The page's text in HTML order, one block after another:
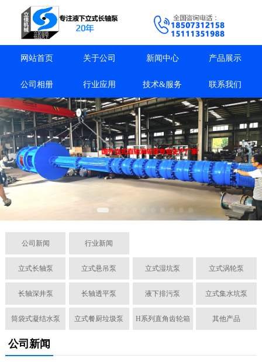
网站首页 关于公司 新闻中心 产品展示
公司相册 行业应用 技术&服务 联系我们
公司新闻 行业新闻
立式长轴泵 立式悬吊泵 立式湿坑泵 立式涡轮泵
长轴深井泵 长轴透平泵 液下排污泵 立式集水坑泵
筒袋式凝结水泵 立式餐厨垃圾泵 H系列直角齿轮箱 其他产品
公司新闻